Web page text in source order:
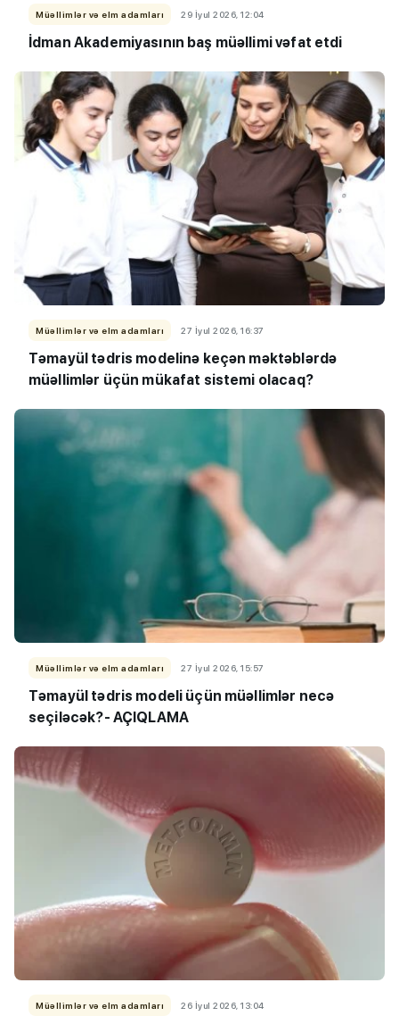
Müəllimlər və elm adamları 29 İyul 2026, 12:04
İdman Akademiyasının baş müəllimi vəfat etdi
Müəllimlər və elm adamları 27 İyul 2026, 16:37
Təmayül tədris modelinə keçən məktəblərdə
müəllimlər üçün mükafat sistemi olacaq?
Müəllimlər və elm adamları 27 İyul 2026, 15:57
Təmayül tədris modeli üçün müəllimlər necə
seçiləcək?- AÇIQLAMA
Müəllimlər və elm adamları 26 İyul 2026, 13:04